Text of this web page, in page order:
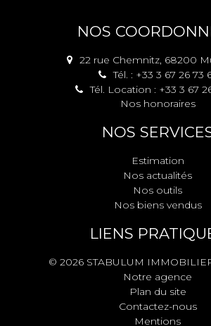
NOS
22 rue Chemnitz, 68200
Tél. : +33 3 67 26 73
Tél. Location : +33 3 67
Nos honoraires
NOS
Estimation
Nos actualités
Nos outils
Nos biens vendus
LIENS
© 2026 STABULUM
Notre agence
Plan du site
Contactez-nous
Mentions